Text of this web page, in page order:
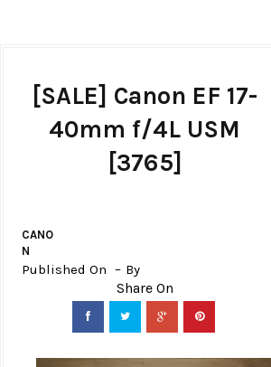
[SALE] Canon EF 17-
40mm f/4L USM
[3765]
CANO
N
Published On By